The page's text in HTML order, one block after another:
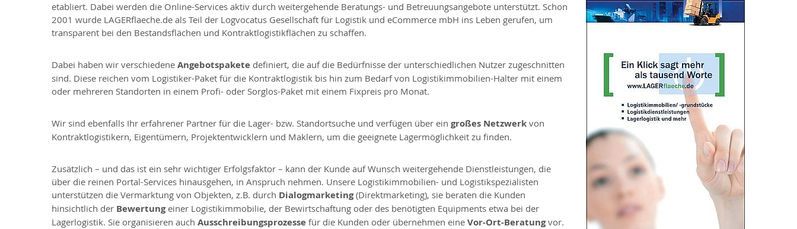
etabliert. Dabei werden die Online-Services aktiv durch weitergehende Beratungs- und Betreuungsangebote unterstützt. Schon
2001 wurde LAGERflaeche.de als Teil der Logvocatus Gesellschaft für Logistik und eCommerce mbH ins Leben gerufen, um
transparent bei den Bestandsflächen und Kontraktlogistikflächen zu schaffen.
Dabei haben wir verschiedene Angebotspakete definiert, die auf die Bedürfnisse der unterschiedlichen Nutzer zugeschnitten
sind. Diese reichen vom Logistiker-Paket für die Kontraktlogistik bis hin zum Bedarf von Logistikimmobilien-Halter mit einem
oder mehreren Standorten in einem Profi- oder Sorglos-Paket mit einem Fixpreis pro Monat.
Wir sind ebenfalls Ihr erfahrener Partner für die Lager- bzw. Standortsuche und verfügen über ein großes Netzwerk von
Kontraktlogistikern, Eigentümern, Projektentwicklern und Maklern, um die geeignete Lagermöglichkeit zu finden.
Zusätzlich – und das ist ein sehr wichtiger Erfolgsfaktor – kann der Kunde auf Wunsch weitergehende Dienstleistungen, die
über die reinen Portal-Services hinausgehen, in Anspruch nehmen. Unsere Logistikimmobilien- und Logistikspezialisten
unterstützen die Vermarktung von Objekten, z.B. durch Dialogmarketing(Direktmarketing), sie beraten die Kunden
hinsichtlich der Bewertungeiner Logistikimmobilie, der Bewirtschaftung oder des benötigten Equipments etwa bei der
Lagerlogistik. Sie organisieren auch Ausschreibungsprozesse für die Kunden oder übernehmen eine Vor-Ort-Beratungvor.